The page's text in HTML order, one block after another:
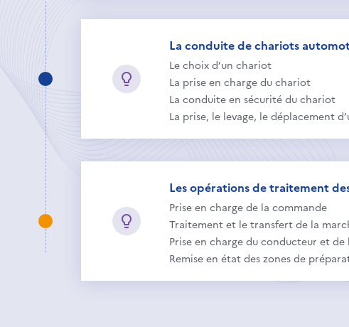
La conduite de chariots
Le choix d’un chariot
La prise en charge du chariot
La conduite en sécurité du chariot
La prise, le levage, le déplacement
Les opérations de traitement
Prise en charge de la commande
Traitement et le transfert de la
Prise en charge du conducteur et de
Remise en état des zones de